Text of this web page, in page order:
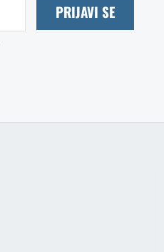
PRIJAVI SE